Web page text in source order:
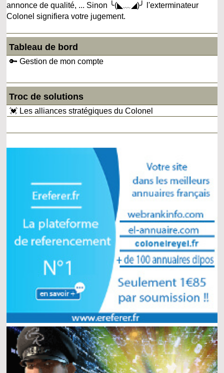
annonce de qualité, ... Sinon ╰(◣﹏◢)╯ l'exterminateur
Colonel signifiera votre jugement.
Tableau de bord
🔑 Gestion de mon compte
Troc de solutions
💓 Les alliances stratégiques du Colonel